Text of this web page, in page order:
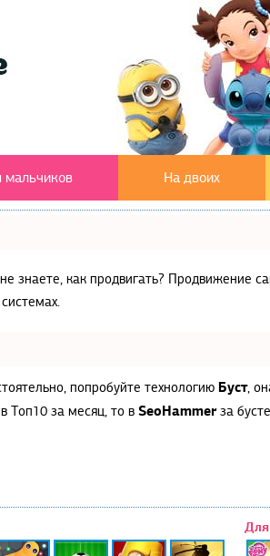
мальчиков На двоих
знаете, как продвигать?
попробуйте технологию Буст,
Топ10 за месяц, то в SeoHammerза